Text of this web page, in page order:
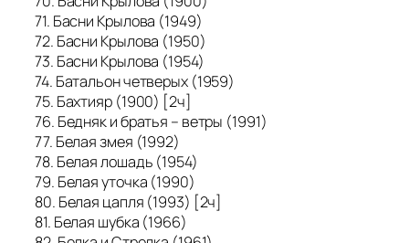
71. Басни Крылова (1949)
72. Басни Крылова (1950)
73. Басни Крылова (1954)
74. Батальон четверых (1959)
75. Бахтияр (1900) [2ч]
76. Бедняк и братья – ветры (1991)
77. Белая змея (1992)
78. Белая лошадь (1954)
79. Белая уточка (1990)
80. Белая цапля (1993) [2ч]
81. Белая шубка (1966)